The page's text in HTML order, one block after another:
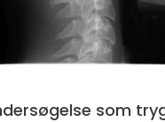
som